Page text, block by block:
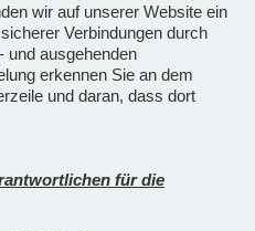
wir auf unserer Website ein
Verbindungen durch
und ausgehenden
erkennen Sie an dem
und daran, dass dort
für die